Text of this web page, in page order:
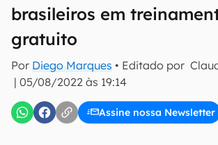
brasileiros em
gratuito
Por Diego Marques • Editado por
| 05/08/2022 às 19:14
Assine nossa Newsletter
E-mail
inscreva-se
Confirmo que li, aceito e concordo com os
Uso e Política de Privacidade do